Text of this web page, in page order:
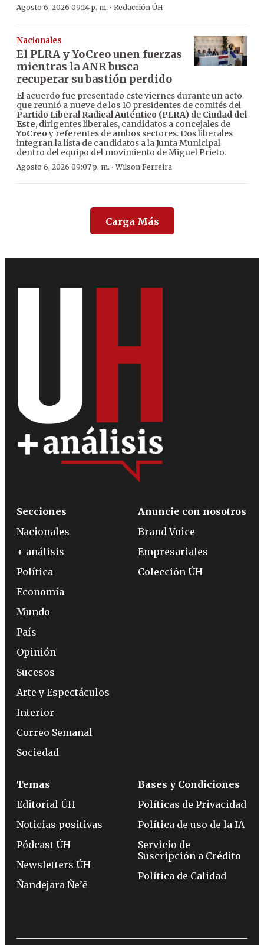
Agosto 6, 2026 09:14 p. m. · Redacción ÚH
Nacionales
El PLRA y YoCreo unen fuerzas
mientras la ANR busca
recuperar su bastión perdido
El acuerdo fue presentado este viernes durante un acto
que reunió a nueve de los 10 presidentes de comités del
Partido Liberal Radical Auténtico (PLRA) de Ciudad del
Este, dirigentes liberales, candidatos a concejales de
YoCreo y referentes de ambos sectores. Dos liberales
integran la lista de candidatos a la Junta Municipal
dentro del equipo del movimiento de Miguel Prieto.
Agosto 6, 2026 09:07 p. m. ·Wilson Ferreira
Carga Más
Secciones
Nacionales
+ análisis
Política
Economía
Mundo
País
Opinión
Sucesos
Arte y Espectáculos
Interior
Correo Semanal
Sociedad
Anuncie con nosotros
Brand Voice
Empresariales
Colección ÚH
Temas
Editorial ÚH
Noticias positivas
Pódcast ÚH
Newsletters ÚH
Ñandejara Ñe’ẽ
Bases y Condiciones
Políticas de Privacidad
Política de uso de la IA
Servicio de
Suscripción a Crédito
Política de Calidad